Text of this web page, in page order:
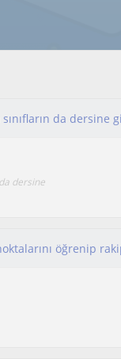
da dersine